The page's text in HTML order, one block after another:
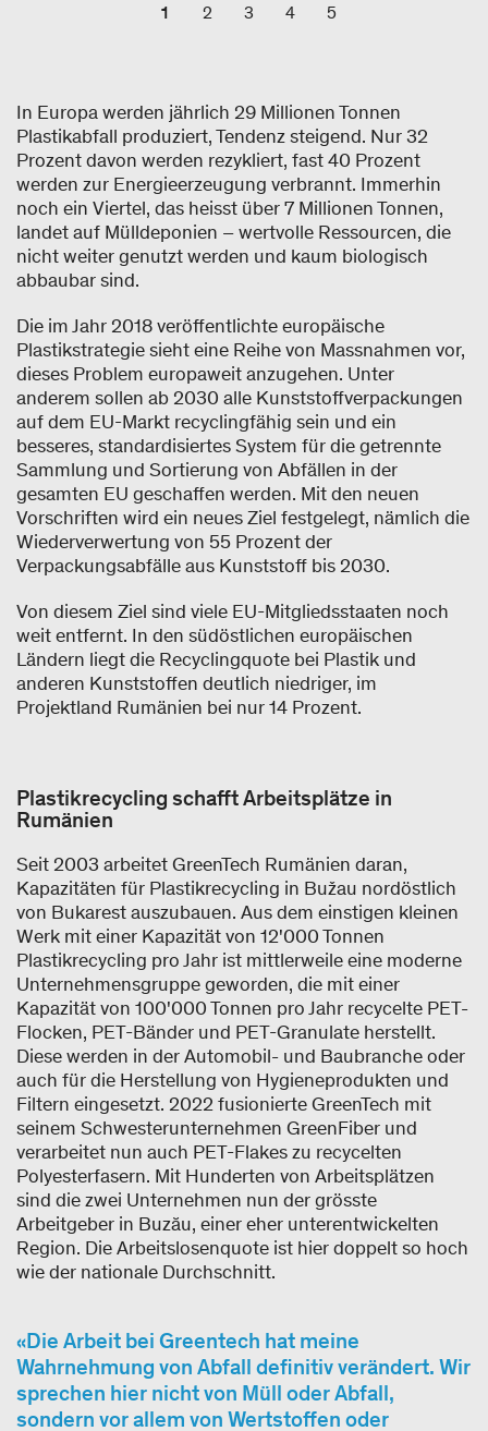
1 2 3 4 5
In Europa werden jährlich 29 Millionen Tonnen
Plastikabfall produziert, Tendenz steigend. Nur 32
Prozent davon werden rezykliert, fast 40 Prozent
werden zur Energieerzeugung verbrannt. Immerhin
noch ein Viertel, das heisst über 7 Millionen Tonnen,
landet auf Mülldeponien – wertvolle Ressourcen, die
nicht weiter genutzt werden und kaum biologisch
abbaubar sind.
Die im Jahr 2018 veröffentlichte europäische
Plastikstrategie sieht eine Reihe von Massnahmen vor,
dieses Problem europaweit anzugehen. Unter
anderem sollen ab 2030 alle Kunststoffverpackungen
auf dem EU-Markt recyclingfähig sein und ein
besseres, standardisiertes System für die getrennte
Sammlung und Sortierung von Abfällen in der
gesamten EU geschaffen werden. Mit den neuen
Vorschriften wird ein neues Ziel festgelegt, nämlich die
Wiederverwertung von 55 Prozent der
Verpackungsabfälle aus Kunststoff bis 2030.
Von diesem Ziel sind viele EU-Mitgliedsstaaten noch
weit entfernt. In den südöstlichen europäischen
Ländern liegt die Recyclingquote bei Plastik und
anderen Kunststoffen deutlich niedriger, im
Projektland Rumänien bei nur 14 Prozent.
Plastikrecycling schafft Arbeitsplätze in
Rumänien
Seit 2003 arbeitet GreenTech Rumänien daran,
Kapazitäten für Plastikrecycling in Bužau nordöstlich
von Bukarest auszubauen. Aus dem einstigen kleinen
Werk mit einer Kapazität von 12'000 Tonnen
Plastikrecycling pro Jahr ist mittlerweile eine moderne
Unternehmensgruppe geworden, die mit einer
Kapazität von 100'000 Tonnen pro Jahr recycelte PET-
Flocken, PET-Bänder und PET-Granulate herstellt.
Diese werden in der Automobil- und Baubranche oder
auch für die Herstellung von Hygieneprodukten und
Filtern eingesetzt. 2022 fusionierte GreenTech mit
seinem Schwesterunternehmen GreenFiber und
verarbeitet nun auch PET-Flakes zu recycelten
Polyesterfasern. Mit Hunderten von Arbeitsplätzen
sind die zwei Unternehmen nun der grösste
Arbeitgeber in Buzău, einer eher unterentwickelten
Region. Die Arbeitslosenquote ist hier doppelt so hoch
wie der nationale Durchschnitt.
Die Arbeit bei Greentech hat meine
Wahrnehmung von Abfall definitiv verändert. Wir
sprechen hier nicht von Müll oder Abfall,
sondern vor allem von Wertstoffen oder